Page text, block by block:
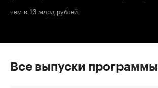
чем в 13 млрд рублей.
Все выпуски программы